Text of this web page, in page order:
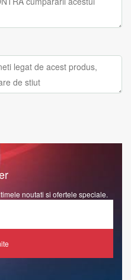
noutati si ofertele speciale.